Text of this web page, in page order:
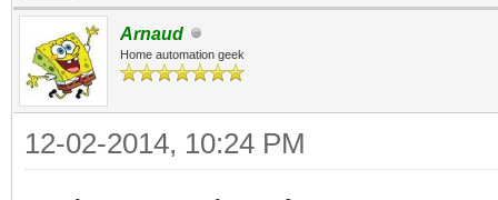
Arnaud
Home automation geek
12-02-2014, 10:24 PM